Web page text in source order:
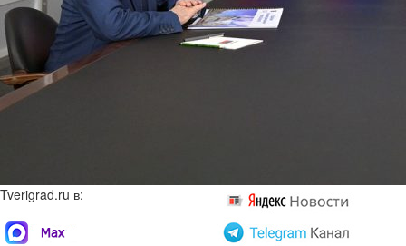
Tverigrad.ru в: